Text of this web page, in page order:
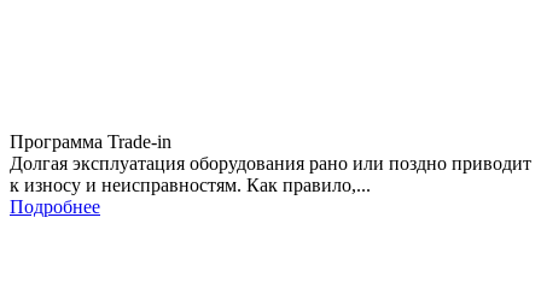
Программа Trade-in
Долгая эксплуатация оборудования рано или поздно приводит
к износу и неисправностям. Как правило,...
Подробнее